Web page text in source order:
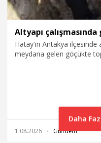
Hatay'ın Antakya ilçesinde
meydana gelen göçükte
1.08.2026 Gündem
Daha